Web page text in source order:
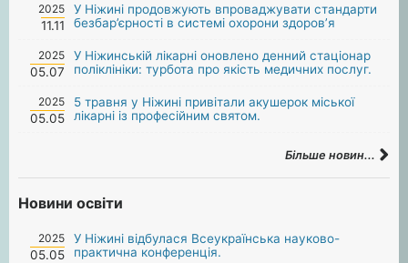
2025
11.11
У Ніжині продовжують впроваджувати стандарти
безбар’єрності в системі охорони здоров’я
2025
05.07
У Ніжинській лікарні оновлено денний стаціонар
поліклініки: турбота про якість медичних послуг.
2025
05.05
5 травня у Ніжині привітали акушерок міської
лікарні із професійним святом.
Більше новин...
Новини освіти
2025
05.05
У Ніжині відбулася Всеукраїнська науково-
практична конференція.